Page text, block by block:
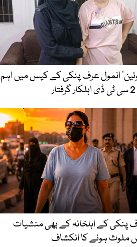
انمول عرف پنکی کے کیس میں اہم
پنکی کے اہلخانہ کے بھی منشیات
ملوث ہونے کا انکشاف